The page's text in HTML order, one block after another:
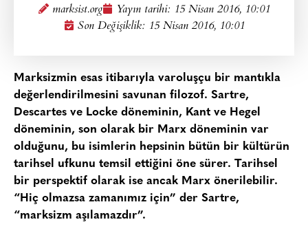
marksist.org Yayın tarihi: 15 Nisan 2016, 10:01
Son Değişiklik: 15 Nisan 2016, 10:01
Marksizmin esas itibarıyla varoluşçu bir mantıkla
değerlendirilmesini savunan filozof. Sartre,
Descartes ve Locke döneminin, Kant ve Hegel
döneminin, son olarak bir Marx döneminin var
olduğunu, bu isimlerin hepsinin bütün bir kültürün
tarihsel ufkunu temsil ettiğini öne sürer. Tarihsel
bir perspektif olarak ise ancak Marx önerilebilir.
“Hiç olmazsa zamanımız için” der Sartre,
“marksizm aşılamazdır”.